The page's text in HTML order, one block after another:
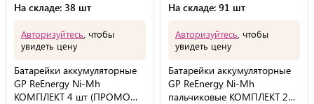
На складе: 38 шт
Авторизуйтесь , чтобы
увидеть цену
Батарейки аккумуляторные
GP ReEnergy Ni-Mh
КОМПЛЕКТ 4 шт (ПРОМО
На складе: 91 шт
Авторизуйтесь , чтобы
увидеть цену
Батарейки аккумуляторные
GP ReEnergy Ni-Mh
пальчиковые КОМПЛЕКТ 2